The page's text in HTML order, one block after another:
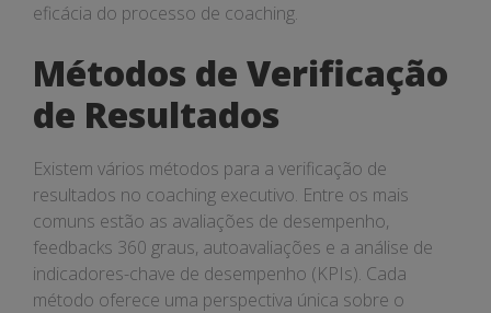
eficácia do processo de coaching.
Métodos de Verificação
de Resultados
Existem vários métodos para a verificação de
resultados no coaching executivo. Entre os mais
comuns estão as avaliações de desempenho,
feedbacks 360 graus, autoavaliações e a análise de
indicadores-chave de desempenho (KPIs). Cada
método oferece uma perspectiva única sobre o